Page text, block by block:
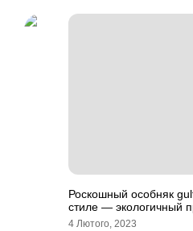
Роскошный особняк
стиле — экологичный
4 Лютого, 2023